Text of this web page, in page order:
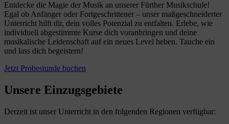
Entdecke die Magie der Musik an unserer Fürther Musikschule!
Egal ob Anfänger oder Fortgeschrittener – unser maßgeschneiderter
Unterricht hilft dir, dein volles Potenzial zu entfalten. Erlebe, wie
individuell abgestimmte Kurse dich voranbringen und deine
musikalische Leidenschaft auf ein neues Level heben. Tauche ein
und lass dich begeistern!
Jetzt Probestunde buchen
Unsere Einzugsgebiete
Derzeit ist unser Unterricht in den folgenden Regionen verfügbar: